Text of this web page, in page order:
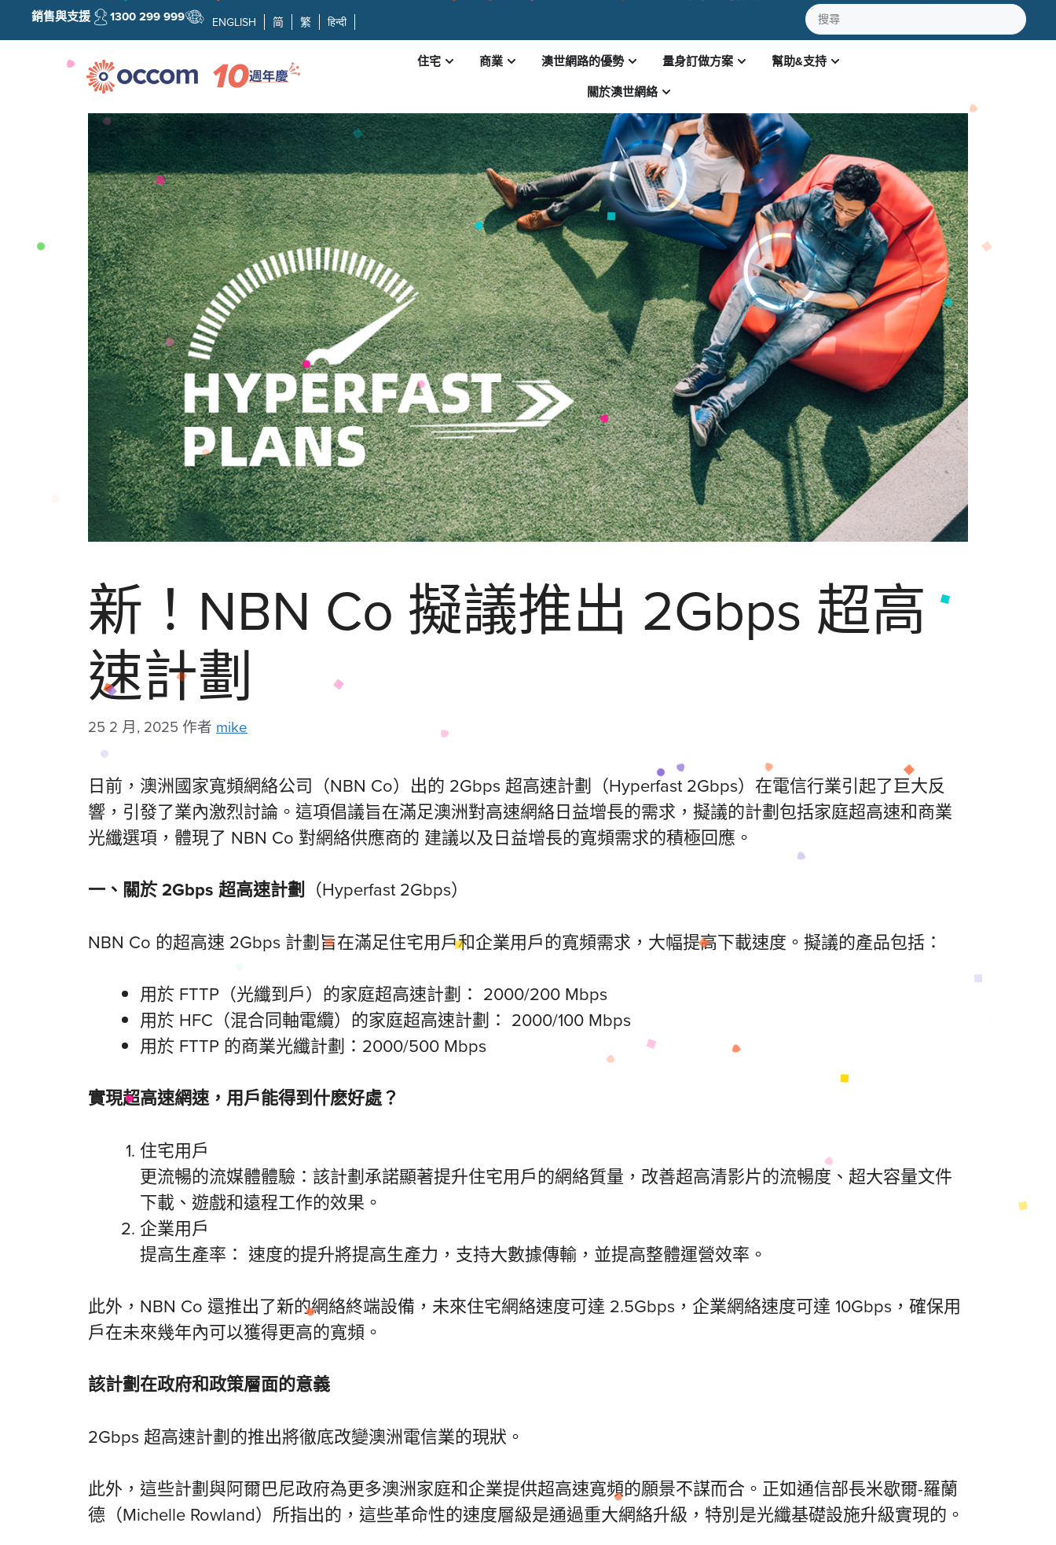
銷售與支援 1300 299 999 ENGLISH 简 繁 हिन्दी
住宅 商業 澳世網路的優勢 量身訂做方案
幫助&支持
關於澳世網絡
新！NBN Co 擬議推出 2Gbps 超高
速計劃
25 2 月, 2025 作者 mike
日前，澳洲國家寬頻網絡公司（NBN Co）出的 2Gbps 超高速計劃（Hyperfast 2Gbps）在電信行業引起了巨大反
響，引發了業內激烈討論。這項倡議旨在滿足澳洲對高速網絡日益增長的需求，擬議的計劃包括家庭超高速和商業
光纖選項，體現了 NBN Co 對網絡供應商的 建議以及日益增長的寬頻需求的積極回應。
一、關於2Gbps 超高速計劃 （Hyperfast 2Gbps）
NBN Co 的超高速 2Gbps 計劃旨在滿足住宅用戶和企業用戶的寬頻需求，大幅提高下載速度。擬議的產品包括：
用於 FTTP（光纖到戶）的家庭超高速計劃： 2000/200 Mbps
用於 HFC（混合同軸電纜）的家庭超高速計劃： 2000/100 Mbps
用於 FTTP 的商業光纖計劃：2000/500 Mbps
實現超高速網速，用戶能得到什麽好處？
住宅用戶
更流暢的流媒體體驗：該計劃承諾顯著提升住宅用戶的網絡質量，改善超高清影片的流暢度、超大容量文件
下載、遊戲和遠程工作的效果。
企業用戶
提高生產率： 速度的提升將提高生產力，支持大數據傳輸，並提高整體運營效率。
此外，NBN Co 還推出了新的網絡終端設備，未來住宅網絡速度可達 2.5Gbps，企業網絡速度可達 10Gbps，確保用
戶在未來幾年內可以獲得更高的寬頻。
該計劃在政府和政策層面的意義
2Gbps 超高速計劃的推出將徹底改變澳洲電信業的現狀。
此外，這些計劃與阿爾巴尼政府為更多澳洲家庭和企業提供超高速寬頻的願景不謀而合。正如通信部長米歇爾-羅蘭
德（Michelle Rowland）所指出的，這些革命性的速度層級是通過重大網絡升級，特別是光纖基礎設施升級實現的。